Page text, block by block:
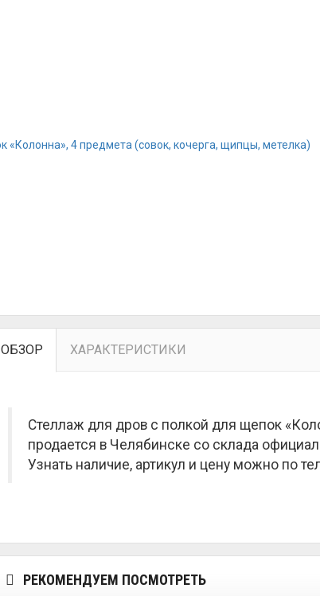
ОБЗОР ХАРАКТЕРИСТИКИ
Стеллаж для дров с полкой для щепок
продается в Челябинске со склада
Узнать наличие, артикул и цену можно по
РЕКОМЕНДУЕМ ПОСМОТРЕТЬ